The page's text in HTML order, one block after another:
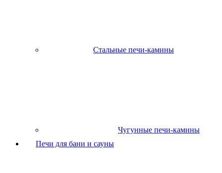
Стальные печи-камины
Чугунные печи-камины
Печи для бани и сауны